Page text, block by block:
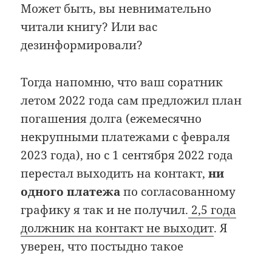
Может быть, вы невнимательно
читали книгу? Или вас
дезинформировали?
Тогда напомню, что ваш соратник
летом 2022 года сам предложил план
погашения долга (ежемесячно
некрупными платежами с февраля
2023 года), но с 1 сентября 2022 года
перестал выходить на контакт,ни
одного платежапо согласованному
графику я так и не получил. 2,5 года
должник на контакт не выходит. Я
уверен, что постыдно такое